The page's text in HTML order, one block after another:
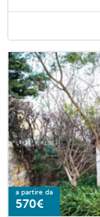
a partire da
570€